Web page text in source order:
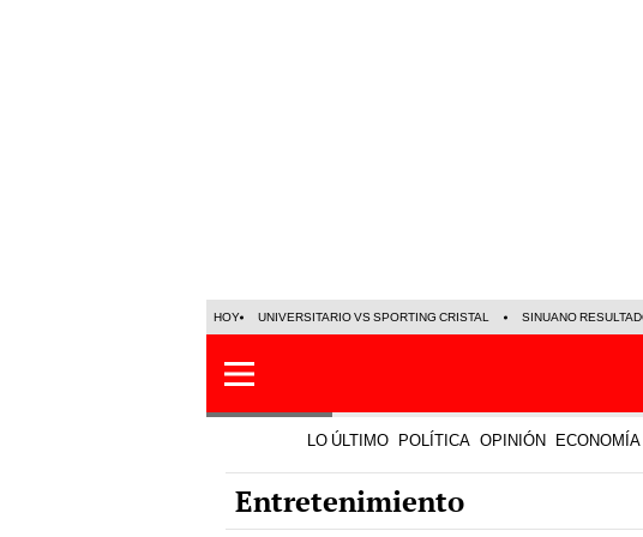
HOY UNIVERSITARIO VS SPORTING CRISTAL SINUANO
LO ÚLTIMO POLÍTICA OPINIÓN ECONOMÍA
Entretenimiento